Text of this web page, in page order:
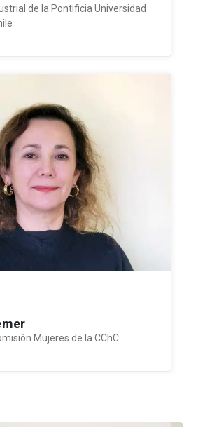
de la Pontificia Universidad
Mujeres de la CChC.